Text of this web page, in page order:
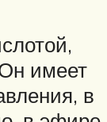
имеет
в